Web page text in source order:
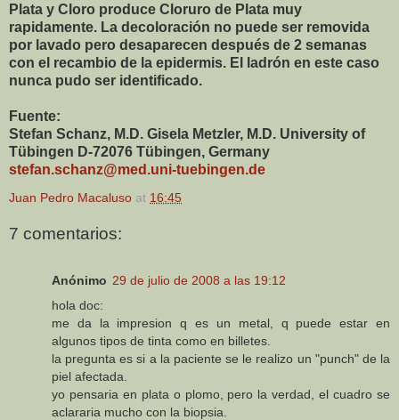
Plata y Cloro produce Cloruro de Plata muy
rapidamente. La decoloración no puede ser removida
por lavado pero desaparecen después de 2 semanas
con el recambio de la epidermis. El ladrón en este caso
nunca pudo ser identificado.
Fuente:
Stefan Schanz, M.D. Gisela Metzler, M.D. University of
Tübingen D-72076 Tübingen, Germany
stefan.schanz@med.uni-tuebingen.de
Juan Pedro Macaluso at 16:45
7 comentarios:
Anónimo 29 de julio de 2008 a las 19:12
hola doc:
me da la impresion q es un metal, q puede estar en
algunos tipos de tinta como en billetes.
la pregunta es si a la paciente se le realizo un "punch" de la
piel afectada.
yo pensaria en plata o plomo, pero la verdad, el cuadro se
aclararia mucho con la biopsia.